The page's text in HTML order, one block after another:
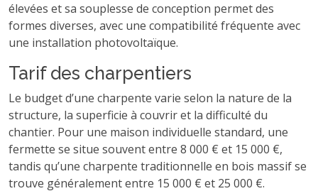
élevées et sa souplesse de conception permet des
formes diverses, avec une compatibilité fréquente avec
une installation photovoltaïque.
Tarif des charpentiers
Le budget d’une charpente varie selon la nature de la
structure, la superficie à couvrir et la difficulté du
chantier. Pour une maison individuelle standard, une
fermette se situe souvent entre 8 000 € et 15 000 €,
tandis qu’une charpente traditionnelle en bois massif se
trouve généralement entre 15 000 € et 25 000 €.